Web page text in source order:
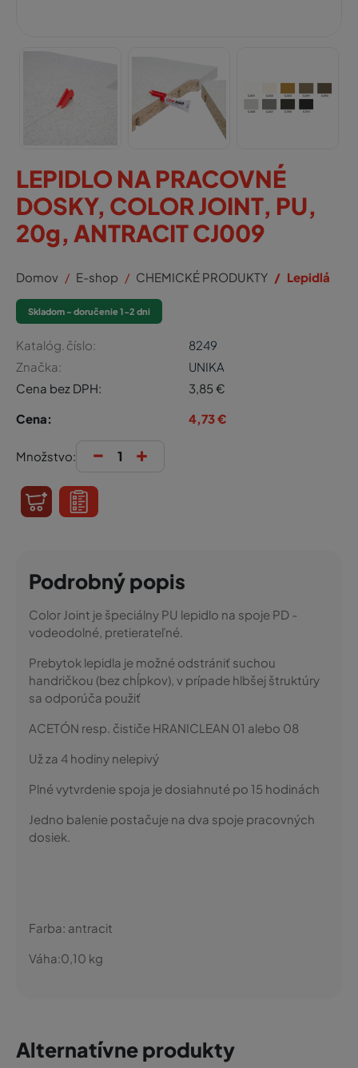
LEPIDLO NA PRACOVNÉ
DOSKY, COLOR JOINT, PU,
20g, ANTRACIT CJ009
Domov E-shop CHEMICKÉ PRODUKTY Lepidlá
Skladom - doručenie 1-2 dni
Katalóg. číslo:
8249
Značka:
UNIKA
Cena bez DPH:
3,85€
Cena:
4,73€
Množstvo: - +
Podrobný popis
Color Joint je špeciálny PU lepidlo na spoje PD -
vodeodolné, pretierateľné.
Prebytok lepidla je možné odstrániť suchou
handričkou (bez chĺpkov), v prípade hlbšej štruktúry
sa odporúča použiť
ACETÓN resp. čističe HRANICLEAN 01 alebo 08
Už za 4 hodiny nelepivý
Plné vytvrdenie spoja je dosiahnuté po 15 hodinách
Jedno balenie postačuje na dva spoje pracovných
dosiek.
Farba: antracit
Váha:0,10 kg
Alternatívne produkty